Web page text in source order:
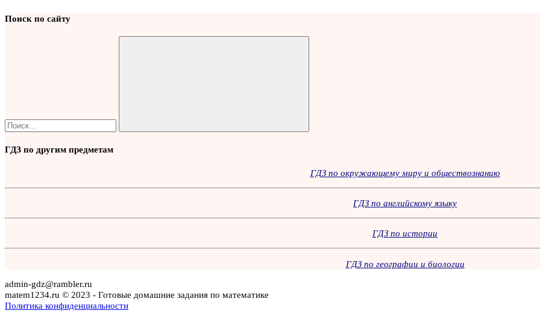
Поиск по сайту
Поиск
ГДЗ по другим предметам
ГДЗ по окружающему миру и обществознанию
ГДЗ по английскому языку
ГДЗ по истории
ГДЗ по географии и биологии
admin-gdz@rambler.ru
matem1234.ru © 2023 - Готовые домашние задания по математике
Политика конфиденциальности